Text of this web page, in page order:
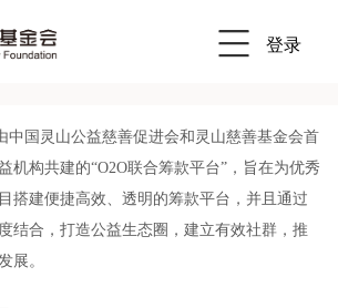
登录
中国灵山公益慈善促进会和灵山慈善基金会首
机构共建的“O2O联合筹款平台”，旨在为优秀
搭建便捷高效、透明的筹款平台，并且通过
结合，打造公益生态圈，建立有效社群，推
展。